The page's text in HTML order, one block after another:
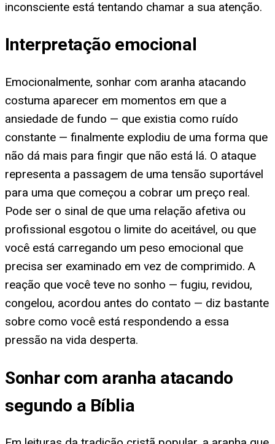
inconsciente está tentando chamar a sua atenção.
Interpretação emocional
Emocionalmente, sonhar com aranha atacando
costuma aparecer em momentos em que a
ansiedade de fundo — que existia como ruído
constante — finalmente explodiu de uma forma que
não dá mais para fingir que não está lá. O ataque
representa a passagem de uma tensão suportável
para uma que começou a cobrar um preço real.
Pode ser o sinal de que uma relação afetiva ou
profissional esgotou o limite do aceitável, ou que
você está carregando um peso emocional que
precisa ser examinado em vez de comprimido. A
reação que você teve no sonho — fugiu, revidou,
congelou, acordou antes do contato — diz bastante
sobre como você está respondendo a essa
pressão na vida desperta.
Sonhar com aranha atacando
segundo a Bíblia